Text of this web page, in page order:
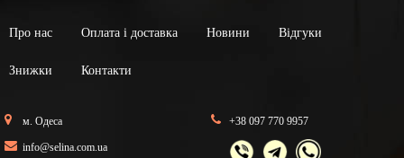
Про нас Оплата і доставка Новини Відгуки
Знижки Контакти
м. Одеса
info@selina.com.ua
+38 097 770 9957